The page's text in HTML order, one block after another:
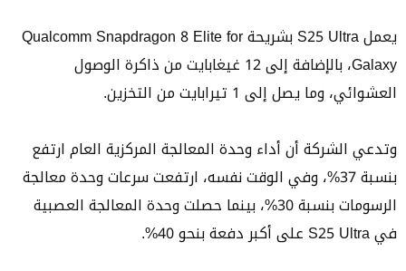
يعمل S25 Ultra بشريحة Qualcomm Snapdragon 8 Elite for
Galaxy، بالإضافة إلى 12 غيغابايت من ذاكرة الوصول
العشوائي، وما يصل إلى 1 تيرابايت من التخزين.
وتدعي الشركة أن أداء وحدة المعالجة المركزية العام ارتفع
بنسبة 37%، وفي الوقت نفسه، ارتفعت سرعات وحدة معالجة
الرسومات بنسبة 30%، بينما حصلت وحدة المعالجة العصبية
في S25 Ultra على أكبر دفعة بنحو 40%.